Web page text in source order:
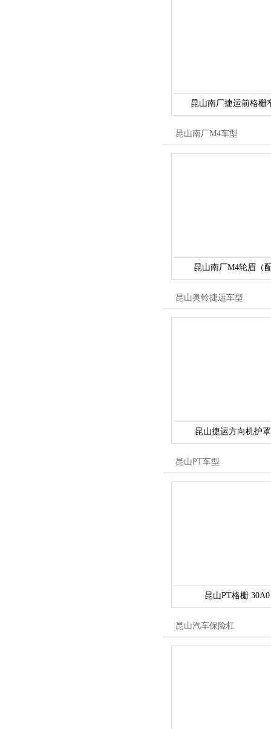
昆山南厂捷运前格栅
昆山南厂M4车型
昆山南厂M4轮眉（
昆山奥铃捷运车型
昆山捷运方向机护
昆山PT车型
昆山PT格栅 30A0
昆山汽车保险杠